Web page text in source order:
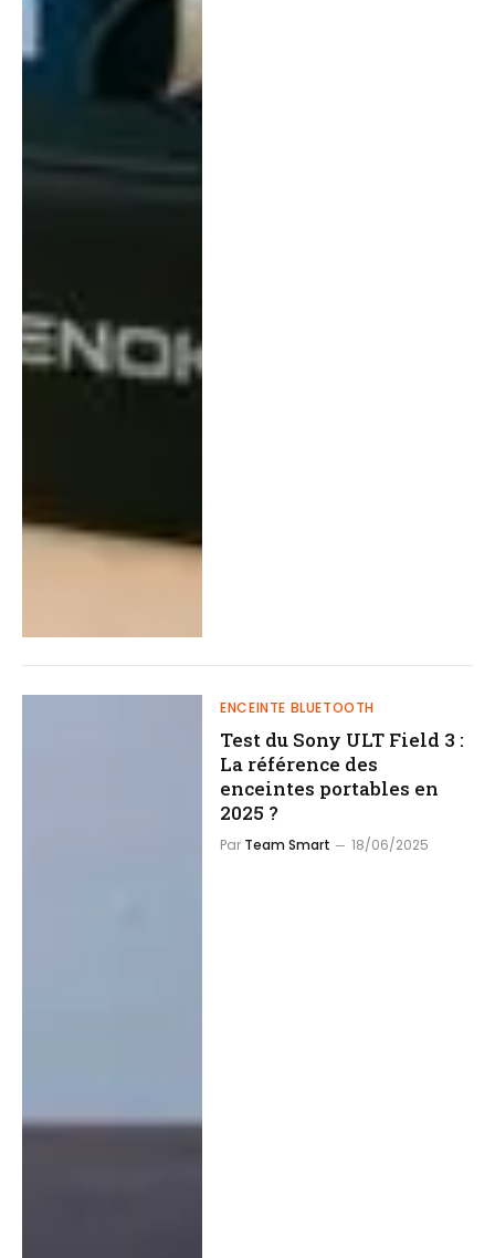
ENCEINTE BLUETOOTH
Test du Sony ULT Field 3 :
La référence des
enceintes portables en
2025 ?
Par Team Smart 18/06/2025